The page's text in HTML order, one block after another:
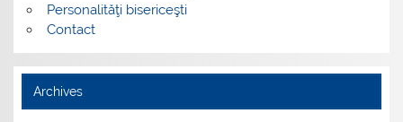
Personalităţi bisericeşti
Contact
Archives